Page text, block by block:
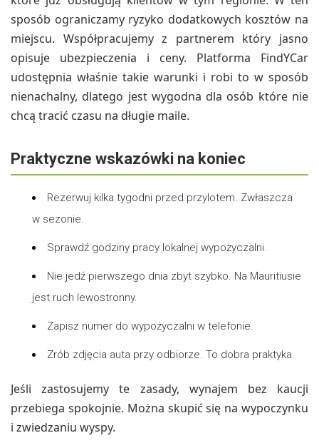
sposób ograniczamy ryzyko dodatkowych kosztów na
miejscu. Współpracujemy z partnerem który jasno
opisuje ubezpieczenia i ceny. Platforma FindYCar
udostępnia właśnie takie warunki i robi to w sposób
nienachalny, dlatego jest wygodna dla osób które nie
chcą tracić czasu na długie maile.
Praktyczne wskazówki na koniec
Rezerwuj kilka tygodni przed przylotem. Zwłaszcza
w sezonie.
Sprawdź godziny pracy lokalnej wypożyczalni.
Nie jedź pierwszego dnia zbyt szybko. Na Mauritiusie
jest ruch lewostronny.
Zapisz numer do wypożyczalni w telefonie.
Zrób zdjęcia auta przy odbiorze. To dobra praktyka.
Jeśli zastosujemy te zasady, wynajem bez kaucji
przebiega spokojnie. Można skupić się na wypoczynku
i zwiedzaniu wyspy.